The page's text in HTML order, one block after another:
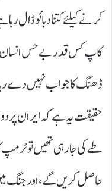
کرنے کیلئے کتنا دبائو ڈال
کاپ کس قدر بے حس انسان
ڈھنگ کا جواب نہیں دے
حقیقت یہ ہے کہ ایران پر
طے کی جا رہی تھیں تو ٹرمپ
حاصل کریں گے، اور جنگ